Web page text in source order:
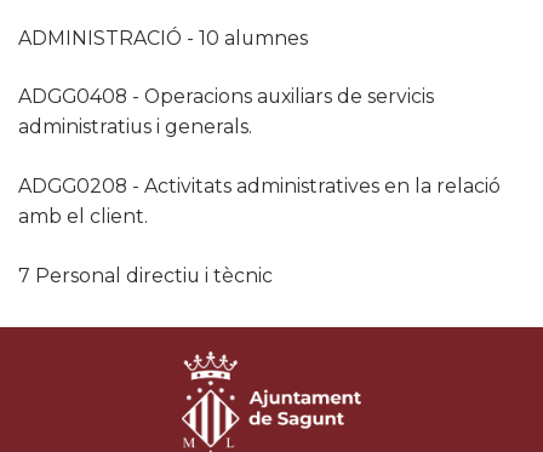
ADMINISTRACIÓ - 10 alumnes
ADGG0408 - Operacions auxiliars de servicis
administratius i generals.
ADGG0208 - Activitats administratives en la relació
amb el client.
7 Personal directiu i tècnic